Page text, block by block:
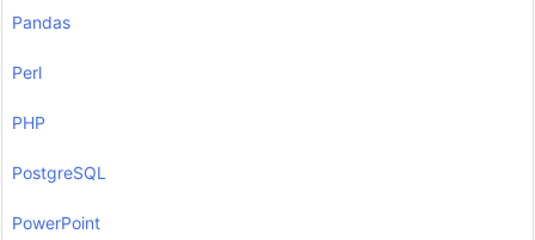
Pandas
Perl
PHP
PostgreSQL
PowerPoint